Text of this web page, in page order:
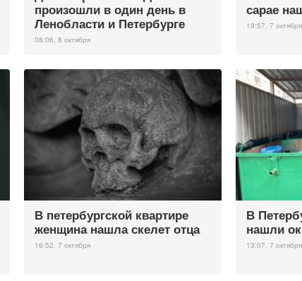
произошли в один день в
Ленобласти и Петербурге
08:06, 8 октября
сарае
19:57, 7 октября
В петербургской квартире
женщина нашла скелет отца
16:52, 7 октября
В
нашли
13:07, 7 октября